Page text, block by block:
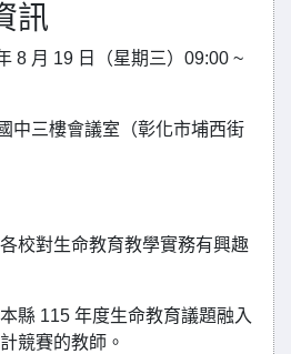
訊
8 月 19 日（星期三）09:00 ~
中三樓會議室（彰化市埔西街
校對生命教育教學實務有興趣
縣 115 年度生命教育議題融入
競賽的教師。